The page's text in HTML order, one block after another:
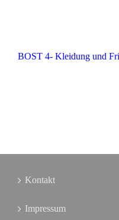
BOST 4- Kleidung und
Kontakt
Impressum